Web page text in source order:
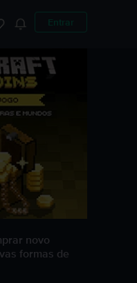
Entrar
novo
formas de